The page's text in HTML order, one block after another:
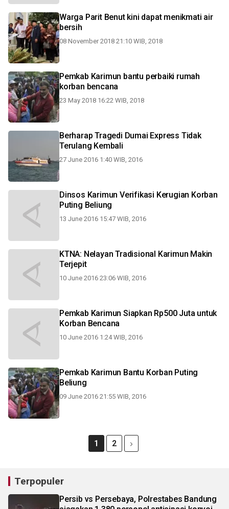
Warga Parit Benut kini dapat menikmati air
bersih
08 November 2018 21:10 WIB, 2018
Pemkab Karimun bantu perbaiki rumah
korban bencana
23 May 2018 16:22 WIB, 2018
Berharap Tragedi Dumai Express Tidak
Terulang Kembali
27 June 2016 1:40 WIB, 2016
Dinsos Karimun Verifikasi Kerugian Korban
Puting Beliung
13 June 2016 15:47 WIB, 2016
KTNA: Nelayan Tradisional Karimun Makin
Terjepit
10 June 2016 23:06 WIB, 2016
Pemkab Karimun Siapkan Rp500 Juta untuk
Korban Bencana
10 June 2016 1:24 WIB, 2016
Pemkab Karimun Bantu Korban Puting
Beliung
09 June 2016 21:55 WIB, 2016
1 2
Terpopuler
Persib vs Persebaya, Polrestabes Bandung